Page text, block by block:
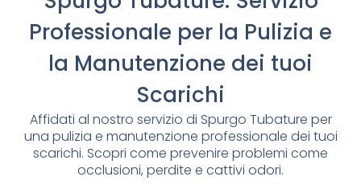
Professionale per la Pulizia e
la Manutenzione dei tuoi
Scarichi
Affidati al nostro servizio di Spurgo Tubature per
una pulizia e manutenzione professionale dei tuoi
scarichi. Scopri come prevenire problemi come
occlusioni, perdite e cattivi odori.